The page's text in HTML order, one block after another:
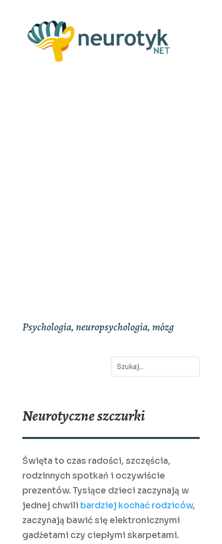
Psychologia, neuropsychologia, mózg
Neurotyczne szczurki
Święta to czas radości, szczęścia,
rodzinnych spotkań i oczywiście
prezentów. Tysiące dzieci zaczynają w
jednej chwili bardziej kochać rodziców,
zaczynają bawić się elektronicznymi
gadżetami czy ciepłymi skarpetami.